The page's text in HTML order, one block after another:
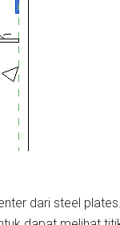
dari steel